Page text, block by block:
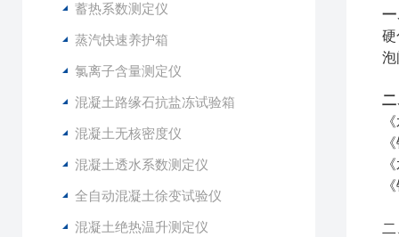
蓄热系数测定仪
蒸汽快速养护箱
氯离子含量测定仪
混凝土路缘石抗盐冻试验箱
混凝土无核密度仪
混凝土透水系数测定仪
全自动混凝土徐变试验仪
混凝土绝热温升测定仪
一
硬
泡
二